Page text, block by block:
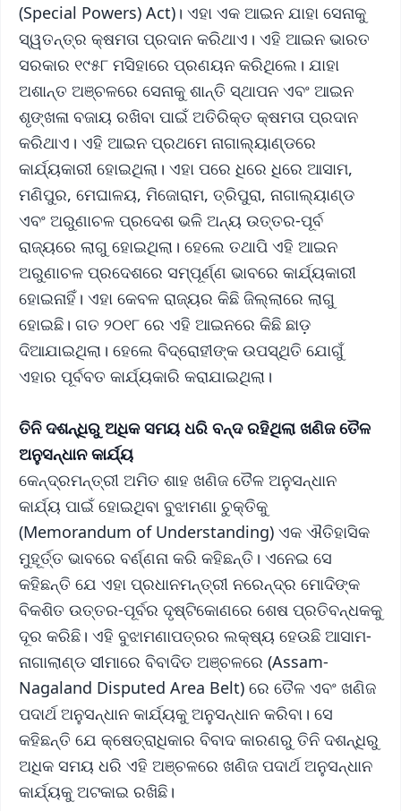
(Special Powers) Act)। ଏହା ଏକ ଆଇନ ଯାହା ସେନାକୁ
ସ୍ୱତନ୍ତ୍ର କ୍ଷମତା ପ୍ରଦାନ କରିଥାଏ। ଏହି ଆଇନ ଭାରତ
ସରକାର ୧୯୫୮ ମସିହାରେ ପ୍ରଣୟନ କରିଥିଲେ। ଯାହା
ଅଶାନ୍ତ ଅଞ୍ଚଳରେ ସେନାକୁ ଶାନ୍ତି ସ୍ଥାପନ ଏବଂ ଆଇନ
ଶୃଙ୍ଖଳା ବଜାୟ ରଖିବା ପାଇଁ ଅତିରିକ୍ତ କ୍ଷମତା ପ୍ରଦାନ
କରିଥାଏ। ଏହି ଆଇନ ପ୍ରଥମେ ନାଗାଲ୍ୟାଣ୍ଡରେ
କାର୍ଯ୍ୟକାରୀ ହୋଇଥିଲା। ଏହା ପରେ ଧିରେ ଧିରେ ଆସାମ,
ମଣିପୁର, ମେଘାଳୟ, ମିଜୋରାମ, ତ୍ରିପୁରା, ନାଗାଲ୍ୟାଣ୍ଡ
ଏବଂ ଅରୁଣାଚଳ ପ୍ରଦେଶ ଭଳି ଅନ୍ୟ ଉତ୍ତର-ପୂର୍ବ
ରାଜ୍ୟରେ ଲାଗୁ ହୋଇଥିଲା। ହେଲେ ତଥାପି ଏହି ଆଇନ
ଅରୁଣାଚଳ ପ୍ରଦେଶରେ ସମ୍ପୂର୍ଣ୍ଣ ଭାବରେ କାର୍ଯ୍ୟକାରୀ
ହୋଇନାହିଁ। ଏହା କେବଳ ରାଜ୍ୟର କିଛି ଜିଲ୍ଲାରେ ଲାଗୁ
ହୋଇଛି। ଗତ ୨୦୧୮ ରେ ଏହି ଆଇନରେ କିଛି ଛାଡ଼
ଦିଆଯାଇଥିଲା। ହେଲେ ବିଦ୍ରୋହୀଙ୍କ ଉପସ୍ଥିତି ଯୋଗୁଁ
ଏହାର ପୂର୍ବବତ କାର୍ଯ୍ୟକାରି କରାଯାଇଥିଲା।
ତିନି ଦଶନ୍ଧିରୁ ଅଧିକ ସମୟ ଧରି ବନ୍ଦ ରହିଥିଲା ଖଣିଜ ତୈଳ
ଅନୁସନ୍ଧାନ କାର୍ଯ୍ୟ
କେନ୍ଦ୍ରମନ୍ତ୍ରୀ ଅମିତ ଶାହ ଖଣିଜ ତୈଳ ଅନୁସନ୍ଧାନ
କାର୍ଯ୍ୟ ପାଇଁ ହୋଇଥିବା ବୁଝାମଣା ଚୁକ୍ତିକୁ
(Memorandum of Understanding) ଏକ ଐତିହାସିକ
ମୁହୂର୍ତ୍ତ ଭାବରେ ବର୍ଣ୍ଣନା କରି କହିଛନ୍ତି। ଏନେଇ ସେ
କହିଛନ୍ତି ଯେ ଏହା ପ୍ରଧାନମନ୍ତ୍ରୀ ନରେନ୍ଦ୍ର ମୋଦିଙ୍କ
ବିକଶିତ ଉତ୍ତର-ପୂର୍ବର ଦୃଷ୍ଟିକୋଣରେ ଶେଷ ପ୍ରତିବନ୍ଧକକୁ
ଦୂର କରିଛି। ଏହି ବୁଝାମଣାପତ୍ରର ଲକ୍ଷ୍ୟ ହେଉଛି ଆସାମ-
ନାଗାଲାଣ୍ଡ ସୀମାରେ ବିବାଦିତ ଅଞ୍ଚଳରେ (Assam-
Nagaland Disputed Area Belt) ରେ ତୈଳ ଏବଂ ଖଣିଜ
ପଦାର୍ଥ ଅନୁସନ୍ଧାନ କାର୍ଯ୍ୟକୁ ଅନୁସନ୍ଧାନ କରିବା। ସେ
କହିଛନ୍ତି ଯେ କ୍ଷେତ୍ରାଧିକାର ବିବାଦ କାରଣରୁ ତିନି ଦଶନ୍ଧିରୁ
ଅଧିକ ସମୟ ଧରି ଏହି ଅଞ୍ଚଳରେ ଖଣିଜ ପଦାର୍ଥ ଅନୁସନ୍ଧାନ
କାର୍ଯ୍ୟକୁ ଅଟକାଇ ରଖିଛି।